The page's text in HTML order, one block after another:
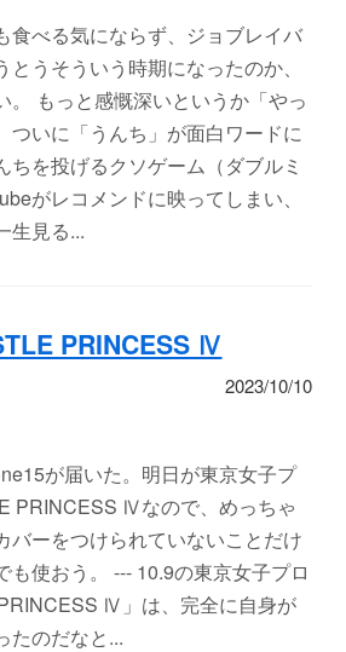
食べる気にならず、ジョブレイバ
うそういう時期になったのか、
。 もっと感慨深いというか「やっ
ついに「うんち」が面白ワードに
ちを投げるクソゲーム（ダブルミ
がレコメンドに映ってしまい、
生見る...
PRINCESS Ⅳ
2023/10/10
が届いた。明日が東京女子プ
PRINCESS Ⅳなので、めっちゃ
バーをつけられていないことだけ
も使おう。 --- 10.9の東京女子プロ
Ⅳ」は、完全に自身が
たのだなと...